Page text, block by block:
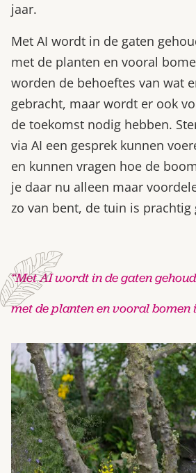
jaar.
Met AI wordt in de gaten
met de planten en vooral
worden de behoeftes van wat
gebracht, maar wordt er ook
de toekomst nodig hebben.
via AI een gesprek kunnen
en kunnen vragen hoe de
je daar nu alleen maar
zo van bent, de tuin is prachtig
“Met AI wordt in de gaten
met de planten en vooral bomen